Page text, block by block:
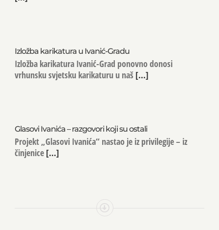
Izložba karikatura u Ivanić-Gradu
Izložba karikatura Ivanić-Grad ponovno donosi
vrhunsku svjetsku karikaturu u naš [...]
Glasovi Ivanića – razgovori koji su ostali
Projekt „Glasovi Ivanića“ nastao je iz privilegije – iz
činjenice [...]